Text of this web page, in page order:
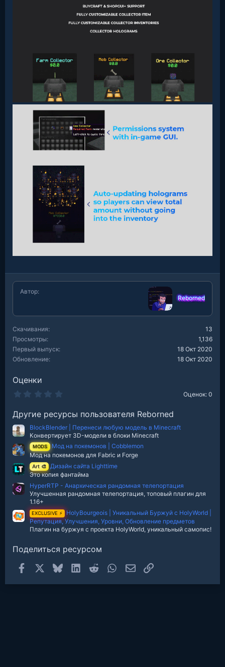
Автор
Reborned
Скачивания
13
Просмотры
1,136
Первый выпуск
18 Окт 2020
Обновление
18 Окт 2020
Оценки
0
з
в
е
д
Оценок: 0
Другие ресурсы пользователя Reborned
BlockBlender | Перенеси любую модель в Minecraft
Конвертирует 3D-модели в блоки Minecraft
MODS
Мод на покемонов | Cobblemon
Мод на покемонов для Fabric и Forge
Art 🎨
Дизайн сайта Lighttime
Это копия фантайма
HyperRTP - Анархическая рандомная телепортация
Улучшенная рандомная телепортация, топовый плагин для
1.16+
EXCLUSIVE ⚡
HolyBourgeois | Уникальный Буржуй с HolyWorld |
Репутация, Улучшения, Уровни, Обновление предметов
Плагин на буржуя с проекта HolyWorld, уникальный самопис!
Поделиться ресурсом
Facebook Bluesky LinkedInReddit WhatsAppЭлектронная почта
Ссылка